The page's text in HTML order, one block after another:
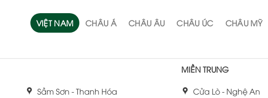
VIỆT NAM CHÂU Á CHÂU ÂU CHÂU ÚC CHÂU MỸ
Sầm Sơn - Thanh Hóa
MIỀN TRUNG
Cửa Lò - Nghệ An